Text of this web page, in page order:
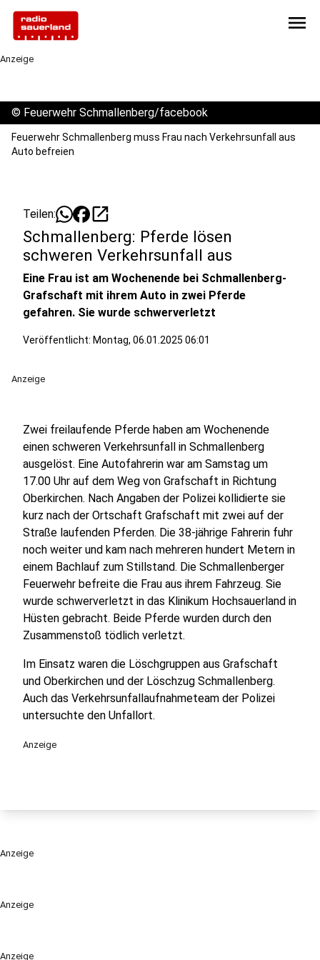
menu
Anzeige
Anzeige
Anzeige
© Feuerwehr Schmallenberg/facebook
Feuerwehr Schmallenberg muss Frau nach Verkehrsunfall aus
Auto befreien
Teilen: open_in_new
Schmallenberg: Pferde lösen
schweren Verkehrsunfall aus
Eine Frau ist am Wochenende bei Schmallenberg-
Grafschaft mit ihrem Auto in zwei Pferde
gefahren. Sie wurde schwerverletzt
Veröffentlicht: Montag, 06.01.2025 06:01
Anzeige
Zwei freilaufende Pferde haben am Wochenende
einen schweren Verkehrsunfall in Schmallenberg
ausgelöst. Eine Autofahrerin war am Samstag um
17.00 Uhr auf dem Weg von Grafschaft in Richtung
Oberkirchen. Nach Angaben der Polizei kollidierte sie
kurz nach der Ortschaft Grafschaft mit zwei auf der
Straße laufenden Pferden. Die 38-jährige Fahrerin fuhr
noch weiter und kam nach mehreren hundert Metern in
einem Bachlauf zum Stillstand. Die Schmallenberger
Feuerwehr befreite die Frau aus ihrem Fahrzeug. Sie
wurde schwerverletzt in das Klinikum Hochsauerland in
Hüsten gebracht. Beide Pferde wurden durch den
Zusammenstoß tödlich verletzt.
Im Einsatz waren die Löschgruppen aus Grafschaft
und Oberkirchen und der Löschzug Schmallenberg.
Auch das Verkehrsunfallaufnahmeteam der Polizei
untersuchte den Unfallort.
Anzeige
Anzeige